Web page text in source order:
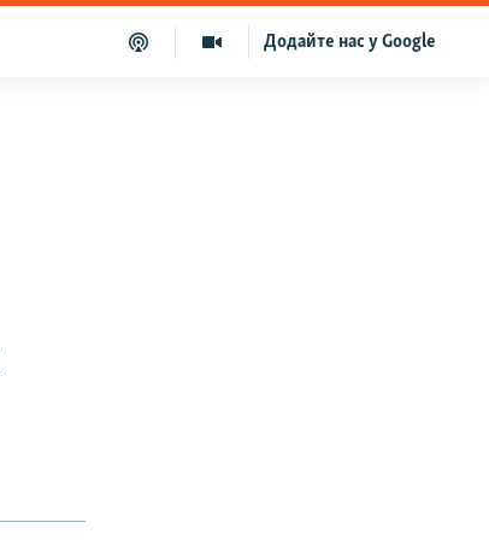
Додайте нас у Google